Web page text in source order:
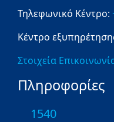
Τηλεφωνικό Κέντρο:
Κέντρο
Στοιχεία
Πληροφορίες
1540